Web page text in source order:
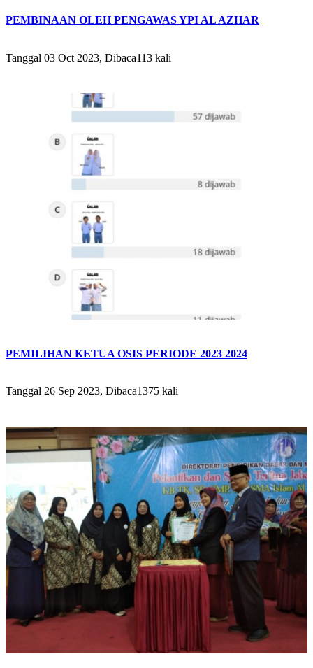
PEMBINAAN OLEH PENGAWAS YPI AL AZHAR
Tanggal 03 Oct 2023, Dibaca113 kali
PEMILIHAN KETUA OSIS PERIODE 2023 2024
Tanggal 26 Sep 2023, Dibaca1375 kali